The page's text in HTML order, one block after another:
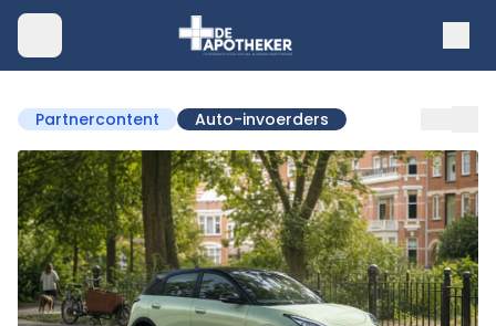
Partnercontent Auto-invoerders